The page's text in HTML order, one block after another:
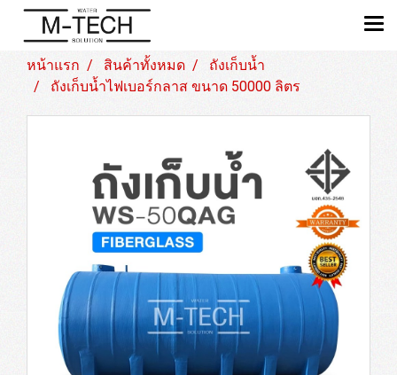
หน้าแรก สินค้าทั้งหมด
ถังเก็บน้ำ
ถังเก็บน้ำไฟเบอร์กลาส ขนาด 50000 ลิตร